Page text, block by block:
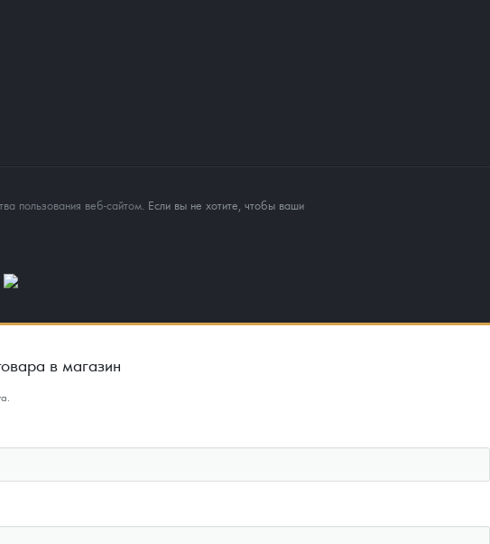
пользования веб-сайтом. Если вы не хотите, чтобы ваши
в магазин